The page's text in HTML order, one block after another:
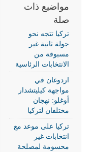
مواضيع ذات
صلة
تركيا تتجه نحو
جولة ثانية غير
مسبوقة من
الانتخابات الرئاسية
اردوغان في
مواجهة كيليتشدار
أوغلو: نهجان
مختلفان لتركيا
تركيا على موعد مع
انتخابات غير
محسومة لمصلحة